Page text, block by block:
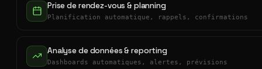
Prise de rendez-vous & planning
Planification automatique, rappels, confirmations
Analyse de données & reporting
Dashboards automatiques, alertes, prévisions